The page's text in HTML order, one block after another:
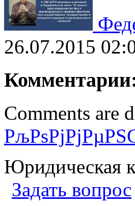
26.07.2015
Comments are
Юридическая
Задать вопрос